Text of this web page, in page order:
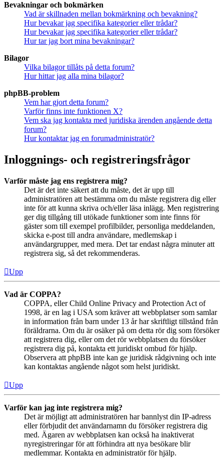
Bevakningar och bokmärken
Vad är skillnaden mellan bokmärkning och bevakning?
Hur bevakar jag specifika kategorier eller trådar?
Hur bevakar jag specifika kategorier eller trådar?
Hur tar jag bort mina bevakningar?
Bilagor
Vilka bilagor tillåts på detta forum?
Hur hittar jag alla mina bilagor?
phpBB-problem
Vem har gjort detta forum?
Varför finns inte funktionen X?
Vem ska jag kontakta med juridiska ärenden angående detta
forum?
Hur kontaktar jag en forumadministratör?
Inloggnings- och registreringsfrågor
Varför måste jag ens registrera mig?
Det är det inte säkert att du måste, det är upp till
administratören att bestämma om du måste registrera dig eller
inte för att kunna skriva och/eller läsa inlägg. Men registrering
ger dig tillgång till utökade funktioner som inte finns för
gäster som till exempel profilbilder, personliga meddelanden,
skicka e-post till andra användare, medlemskap i
användargrupper, med mera. Det tar endast några minuter att
registrera sig, så det rekommenderas.
Upp
Vad är COPPA?
COPPA, eller Child Online Privacy and Protection Act of
1998, är en lag i USA som kräver att webbplatser som samlar
in information från barn under 13 år har skriftligt tillstånd från
föräldrarna. Om du är osäker på om detta rör dig som försöker
att registrera dig, eller om det rör webbplatsen du försöker
registrera dig på, kontakta ett juridiskt ombud för hjälp.
Observera att phpBB inte kan ge juridisk rådgivning och inte
kan kontaktas angående något som helst juridiskt.
Upp
Varför kan jag inte registrera mig?
Det är möjligt att administratören har bannlyst din IP-adress
eller förbjudit det användarnamn du försöker registrera dig
med. Ägaren av webbplatsen kan också ha inaktiverat
nyregistreringar för att förhindra att nya besökare blir
medlemmar. Kontakta en administratör för hjälp.